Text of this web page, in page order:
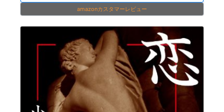
amazonカスタマーレビュー